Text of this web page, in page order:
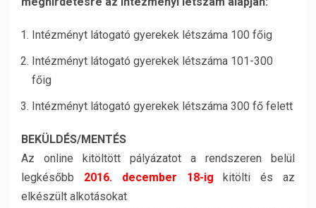
Intézményt látogató gyerekek létszáma 100 főig
Intézményt látogató gyerekek létszáma 101-300
főig
Intézményt látogató gyerekek létszáma 300 fő felett
BEKÜLDÉS/MENTÉS
Az online kitöltött pályázatot a rendszeren belül
legkésőbb 2016. december 18-ig
kitölti és az
elkészült alkotásokat